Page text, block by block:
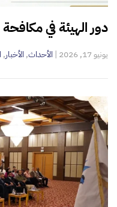
دور الهيئة في
يونيو 17, 2026 | الأحداث, الأخبار,